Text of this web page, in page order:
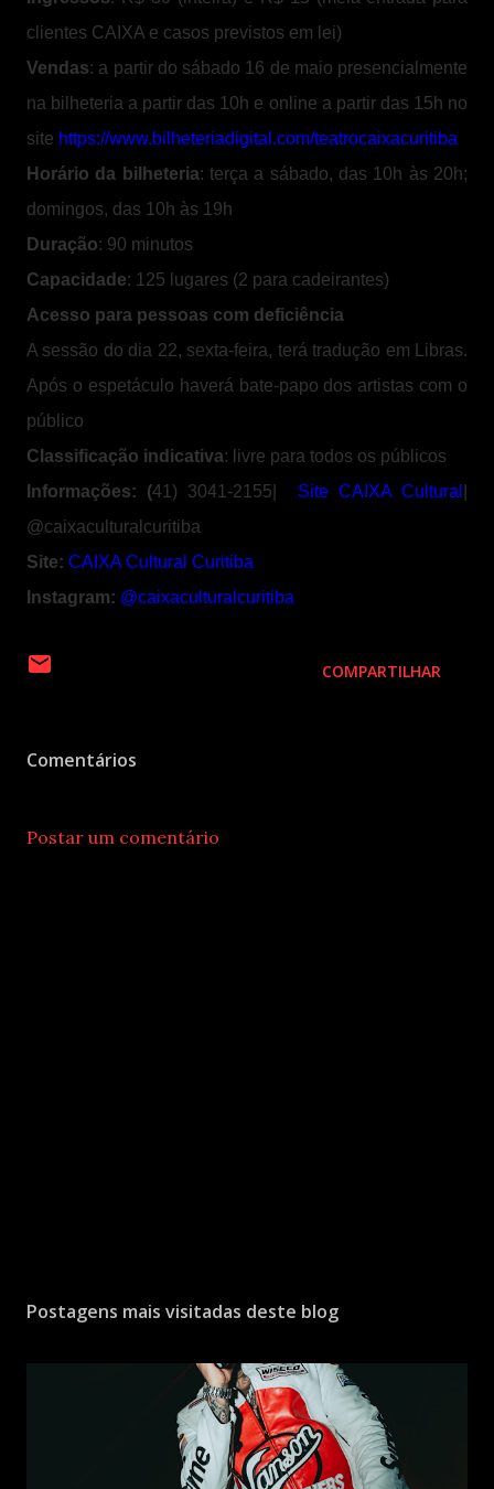
clientes CAIXA e casos previstos em lei)
Vendas: a partir do sábado 16 de maio presencialmente
na bilheteria a partir das 10h e online a partir das 15h no
site https://www.bilheteriadigital.com/teatrocaixacuritiba
Horário da bilheteria: terça a sábado, das 10h às 20h;
domingos, das 10h às 19h
Duração: 90 minutos
Capacidade: 125 lugares (2 para cadeirantes)
Acesso para pessoas com deficiência
A sessão do dia 22, sexta-feira, terá tradução em Libras.
Após o espetáculo haverá bate-papo dos artistas com o
público
Classificação indicativa: livre para todos os públicos
Informações: (41) 3041-2155| Site CAIXA Cultural
@caixaculturalcuritiba
Site: CAIXA Cultural Curitiba
Instagram: @caixaculturalcuritiba
COMPARTILHAR
Comentários
Postar um comentário
Postagens mais visitadas deste blog